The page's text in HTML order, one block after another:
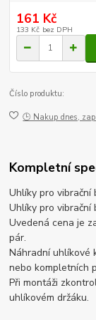
161 Kč
133 Kč bez DPH
Číslo produktu:
🕒 Nakup dnes,
Kompletní
Uhlíky pro vibrační
Uhlíky pro vibrační
Uvedená cena je
pár.
Náhradní uhlíkové
nebo kompletních
Při montáži
uhlíkovém držáku.